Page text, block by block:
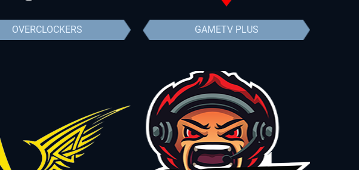
OVERCLOCKERS GAMETV PLUS